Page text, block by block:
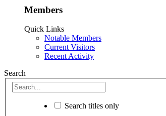
Members
Quick Links
Notable Members
Current Visitors
Recent Activity
Search
Search titles only